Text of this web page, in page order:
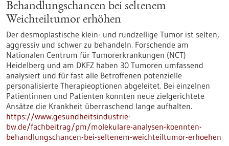
Behandlungschancen bei seltenem
Weichteiltumor erhöhen
Der desmoplastische klein- und rundzellige Tumor ist selten,
aggressiv und schwer zu behandeln. Forschende am
Nationalen Centrum für Tumorerkrankungen (NCT)
Heidelberg und am DKFZ haben 30 Tumoren umfassend
analysiert und für fast alle Betroffenen potenzielle
personalisierte Therapieoptionen abgeleitet. Bei einzelnen
Patientinnen und Patienten konnten neue zielgerichtete
Ansätze die Krankheit überraschend lange aufhalten.
https://www.gesundheitsindustrie-
bw.de/fachbeitrag/pm/molekulare-analysen-koennten-
behandlungschancen-bei-seltenem-weichteiltumor-erhoehen